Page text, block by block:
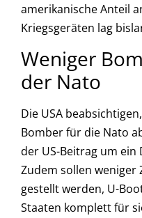
amerikanische Anteil
Kriegsgeräten lag
Weniger
der Nato
Die USA
Bomber für die Nato
der US-Beitrag um
Zudem sollen
gestellt werden, U-
Staaten komplett für